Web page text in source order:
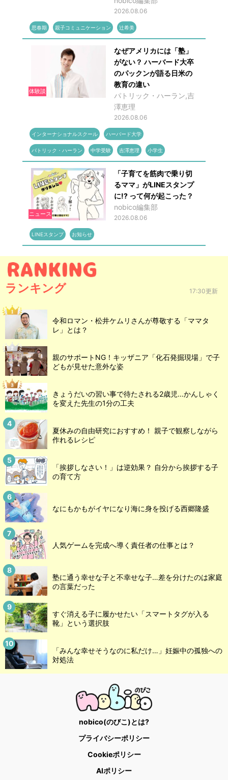
2026.08.06
思春期 親子コミュニケーション 辻希美
体験談
なぜアメリカには「塾」
がない？ ハーバード大卒
のパックンが語る日米の
教育の違い
パトリック・ハーラン,吉
澤恵理
2026.08.06
インターナショナルスクール ハーバード大学
パトリック・ハーラン 中学受験 吉澤恵理 小学生
ニュース
「子育てを筋肉で乗り切
るママ」がLINEスタンプ
に!? って何が起こった？
nobico編集部
2026.08.06
LINEスタンプ お知らせ
ランキング 17:30更新
令和ロマン・松井ケムリさんが尊敬する「ママタ
レ」とは？
親のサポートNG！キッザニア「化石発掘現場」で子
どもが見せた意外な姿
きょうだいの習い事で待たされる2歳児...かんしゃく
を変えた先生の1分の工夫
夏休みの自由研究におすすめ！ 親子で観察しながら
作れるレシピ
「挨拶しなさい！」は逆効果？ 自分から挨拶する子
の育て方
なにもかもがイヤになり海に身を投げる西郷隆盛
人気ゲームを完成へ導く責任者の仕事とは？
塾に通う幸せな子と不幸せな子…差を分けたのは家庭
の言葉だった
すぐ消える子に履かせたい「スマートタグが入る
靴」という選択肢
「みんな幸せそうなのに私だけ…」妊娠中の孤独への
対処法
nobico(のびこ)とは?
プライバシーポリシー
Cookieポリシー
AIポリシー